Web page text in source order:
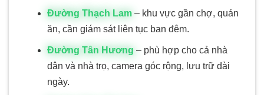
Đường Thạch Lam– khu vực gần chợ, quán
ăn, cần giám sát liên tục ban đêm.
Đường Tân Hương – phù hợp cho cả nhà
dân và nhà trọ, camera góc rộng, lưu trữ dài
ngày.